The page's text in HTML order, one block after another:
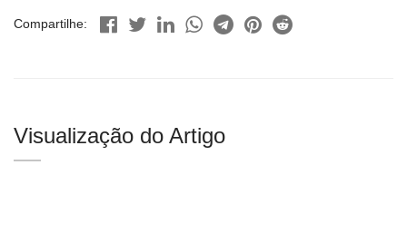
Compartilhe:
Visualização do Artigo